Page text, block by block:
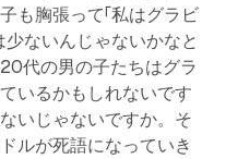
も胸張って「私はグラビ
少ないんじゃないかなと
代の男の子たちはグラ
いるかもしれないです
いじゃないですか。そ
ルが死語になっていき